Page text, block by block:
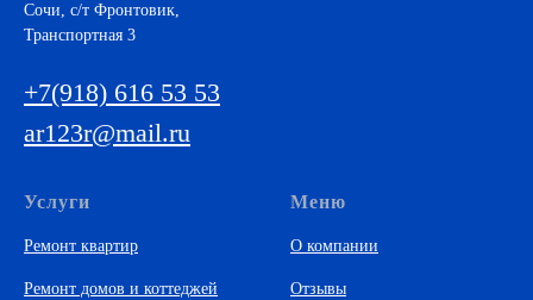
Cочи, с/т Фронтовик,
Транспортная 3
+7(918) 616 53 53
ar123r@mail.ru
Услуги
Ремонт квартир
Ремонт домов и коттеджей
Меню
О компании
Отзывы